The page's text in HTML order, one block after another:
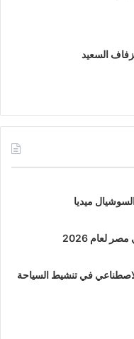
السعيد
ميديا
لعام 2026
في تنشيط السياحة